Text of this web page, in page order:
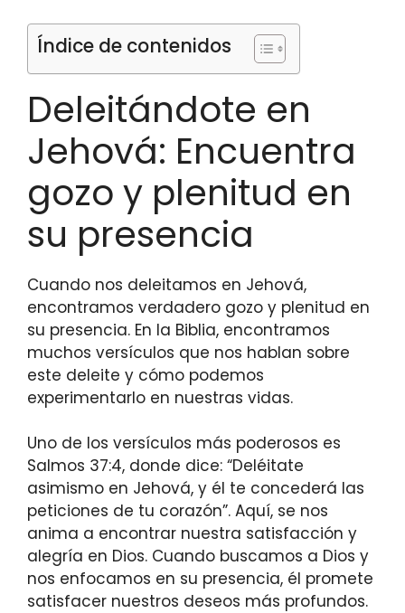
Índice de contenidos
Deleitándote en
Jehová: Encuentra
gozo y plenitud en
su presencia
Cuando nos deleitamos en Jehová,
encontramos verdadero gozo y plenitud en
su presencia. En la Biblia, encontramos
muchos versículos que nos hablan sobre
este deleite y cómo podemos
experimentarlo en nuestras vidas.
Uno de los versículos más poderosos es
Salmos 37:4, donde dice: “Deléitate
asimismo en Jehová, y él te concederá las
peticiones de tu corazón”. Aquí, se nos
anima a encontrar nuestra satisfacción y
alegría en Dios. Cuando buscamos a Dios y
nos enfocamos en su presencia, él promete
satisfacer nuestros deseos más profundos.